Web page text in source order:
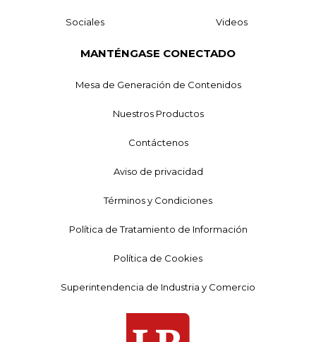
Sociales Videos
MANTÉNGASE CONECTADO
Mesa de Generación de Contenidos
Nuestros Productos
Contáctenos
Aviso de privacidad
Términos y Condiciones
Política de Tratamiento de Información
Política de Cookies
Superintendencia de Industria y Comercio